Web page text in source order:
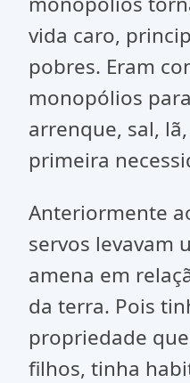
vida caro,
pobres. Eram
monopólios
arrenque, sal,
primeira
Anteriormente
servos levavam
amena em
da terra. Pois
propriedade
filhos, tinha